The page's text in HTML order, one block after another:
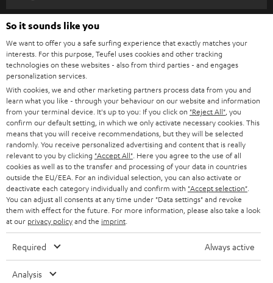
e
l
d
u
n
g
HEIMKINO
HEIMKINO-KOMPLETTANLAGEN
SOUNDBARS
STEREO
SMART HOME
BLUETOOTH-LAUTSPRECHER
KOPFHÖRER
BLUETOOTH-KOPFHÖRER
LAUTSPRECHER
Unternehmen
SUPPORT
PRESSE & MARKETING
GESCHÄFTSKUNDEN
PARTNERPROGRAMM
BLOG
NEWSLETTER
STORES
DEINE VORTEILE BEI TEUFEL
Teufel Onlineshops
DEUTSCHLAND
ÖSTERREICH
SCHWEIZ
NIEDERLANDE
BELGIEN
So it sounds like you
We want to offer you a safe surfing experience that exactly matches your
interests. For this purpose, Teufel uses cookies and other tracking
technologies on these websites - also from third parties - and engages
personalization services.
With cookies, we and other marketing partners process data from you and
learn what you like - through your behaviour on our website and information
from your terminal device. It's up to you: If you click on "Reject All" , you
confirm our default setting, in which we only activate necessary cookies. This
means that you will receive recommendations, but they will be selected
randomly. You receive personalized advertising and content that is really
relevant to you by clicking "Accept All" . Here you agree to the use of all
cookies as well as to the transfer and processing of your data in countries
outside the EU/EEA. For an individual selection, you can also activate or
deactivate each category individually and confirm with "Accept selection"
You can adjust all consents at any time under "Data settings" and revoke
them with effect for the future. For more information, please also take a look
at our privacy policyand the imprint
Required Always active
Analysis